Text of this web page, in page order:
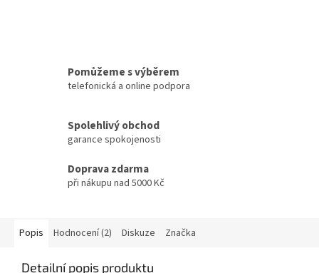
Pomůžeme s výběrem
telefonická a online podpora
Spolehlivý obchod
garance spokojenosti
Doprava zdarma
při nákupu nad 5000 Kč
Popis Hodnocení (2) Diskuze Značka
Detailní popis produktu